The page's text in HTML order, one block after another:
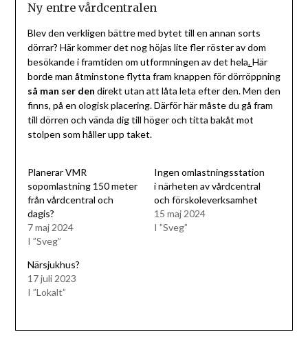
Ny entre vårdcentralen
Blev den verkligen bättre med bytet till en annan sorts
dörrar? Här kommer det nog höjas lite fler röster av dom
besökande i framtiden om utformningen av det hela.Här
borde man åtminstone flytta fram knappen för dörröppning
så man ser den direkt utan att låta leta efter den. Men den
finns, på en ologisk placering. Därför här måste du gå fram
till dörren och vända dig till höger och titta bakåt mot
stolpen som håller upp taket.
Planerar VMR
sopomlastning 150 meter
från vårdcentral och
dagis?
7 maj 2024
I ”Sveg”
Ingen omlastningsstation
i närheten av vårdcentral
och förskoleverksamhet
15 maj 2024
I ”Sveg”
Närsjukhus?
17 juli 2023
I ”Lokalt”